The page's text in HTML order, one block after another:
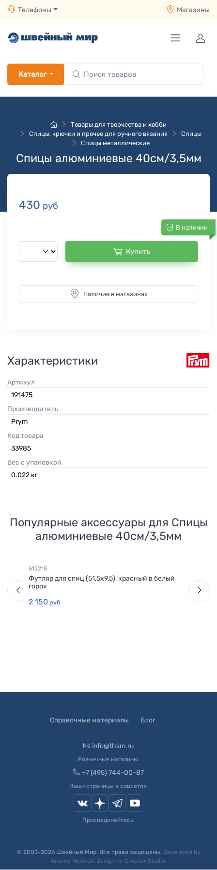
Телефоны Магазины
Каталог
Товары для творчества и хобби
Спицы, крючки и прочее для ручного вязания
Спицы
Спицы металлические
Спицы алюминиевые 40см/3,5мм
430 руб
В наличии
Купить
Наличие в магазинах
Характеристики
Артикул
191475
Производитель
Prym
Код товара
33985
Вес с упаковкой
0.022 кг
Популярные аксессуары для Спицы
алюминиевые 40см/3,5мм
612215
Футляр для спиц (51,5х9,5), красный в белый
горох
2 150 руб
Справочные материалы Блог
info@thsm.ru
Розничные магазины:
+7 (495) 744-00-87
Наши страницы в соцсетях:
Присоединяйтесь!
© 2003-2026Швейный Мир. Все права защищены. Developed by
Andrey Novikov. Design by Createx Studio.